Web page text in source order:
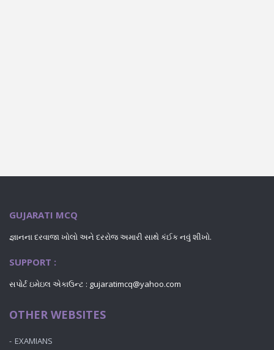
GUJARATI MCQ
જ્ઞાનના દરવાજા ખોલો અને દરરોજ અમારી સાથે કંઈક નવું શીખો.
SUPPORT :
સપોર્ટ ઇમેઇલ એકાઉન્ટ : gujaratimcq@yahoo.com
OTHER WEBSITES
EXAMIANS